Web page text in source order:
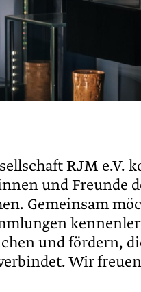
RJM e.V.
und Freunde
Gemeinsam
und fördern,
Wir